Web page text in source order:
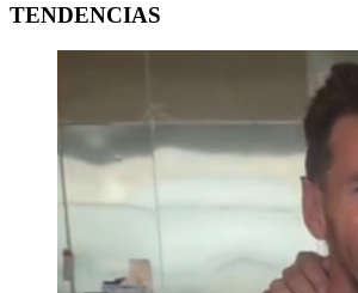
TENDENCIAS